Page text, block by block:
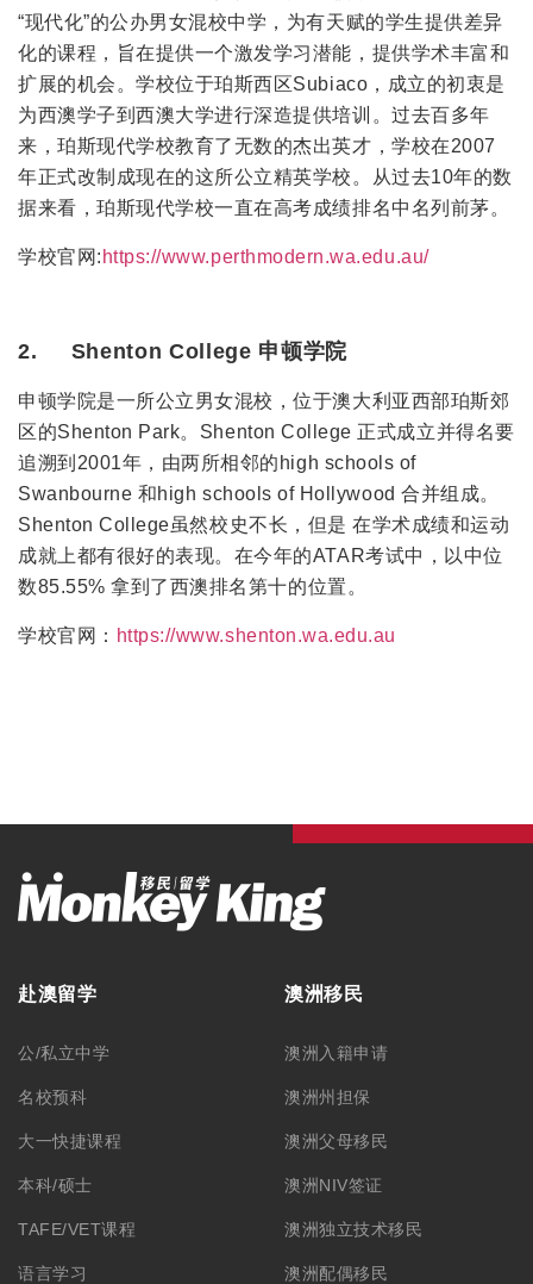
“现代化”的公办男女混校中学，为有天赋的学生提供差异
化的课程，旨在提供一个激发学习潜能，提供学术丰富和
扩展的机会。学校位于珀斯西区Subiaco，成立的初衷是
为西澳学子到西澳大学进行深造提供培训。过去百多年
来，珀斯现代学校教育了无数的杰出英才，学校在2007
年正式改制成现在的这所公立精英学校。从过去10年的数
据来看，珀斯现代学校一直在高考成绩排名中名列前茅。
学校官网: https://www.perthmodern.wa.edu.au/
2. Shenton College 申顿学院
申顿学院是一所公立男女混校，位于澳大利亚西部珀斯郊
区的Shenton Park。Shenton College 正式成立并得名要
追溯到2001年，由两所相邻的high schools of
Swanbourne 和high schools of Hollywood 合并组成。
Shenton College虽然校史不长，但是 在学术成绩和运动
成就上都有很好的表现。在今年的ATAR考试中，以中位
数85.55% 拿到了西澳排名第十的位置。
学校官网： https://www.shenton.wa.edu.au
赴澳留学
公/私立中学
名校预科
大一快捷课程
本科/硕士
TAFE/VET课程
语言学习
澳洲移民
澳洲入籍申请
澳洲州担保
澳洲父母移民
澳洲NIV签证
澳洲独立技术移民
澳洲配偶移民